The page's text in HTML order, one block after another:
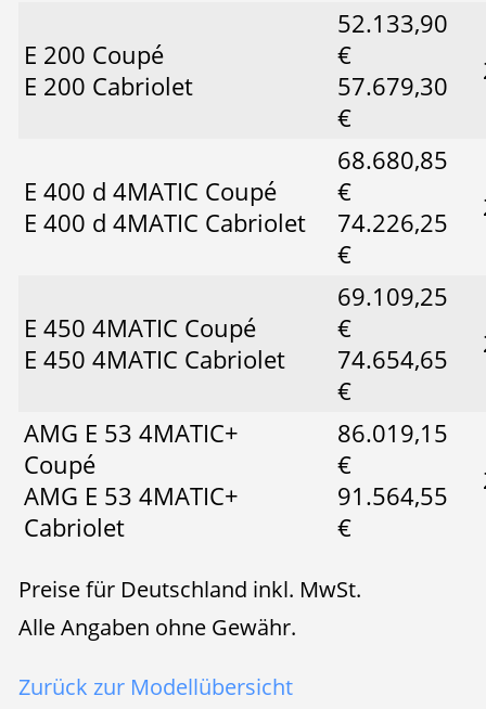
E 200 Coupé
E 200 Cabriolet
52.133,90
€
57.679,30
€
E 400 d 4MATIC Coupé
E 400 d 4MATIC Cabriolet
68.680,85
€
74.226,25
€
E 450 4MATIC Coupé
E 450 4MATIC Cabriolet
69.109,25
€
74.654,65
€
AMG E 53 4MATIC+
Coupé
AMG E 53 4MATIC+
Cabriolet
86.019,15
€
91.564,55
€
Preise für Deutschland inkl. MwSt.
Alle Angaben ohne Gewähr.
Zurück zur Modellübersicht